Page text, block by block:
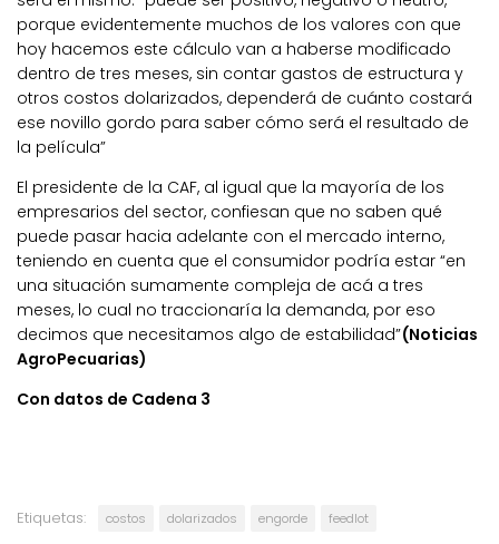
porque evidentemente muchos de los valores con que
hoy hacemos este cálculo van a haberse modificado
dentro de tres meses, sin contar gastos de estructura y
otros costos dolarizados, dependerá de cuánto costará
ese novillo gordo para saber cómo será el resultado de
la película”
El presidente de la CAF, al igual que la mayoría de los
empresarios del sector, confiesan que no saben qué
puede pasar hacia adelante con el mercado interno,
teniendo en cuenta que el consumidor podría estar “en
una situación sumamente compleja de acá a tres
meses, lo cual no traccionaría la demanda, por eso
decimos que necesitamos algo de estabilidad”(Noticias
AgroPecuarias)
Con datos de Cadena 3
Etiquetas: costos dolarizados engorde feedlot